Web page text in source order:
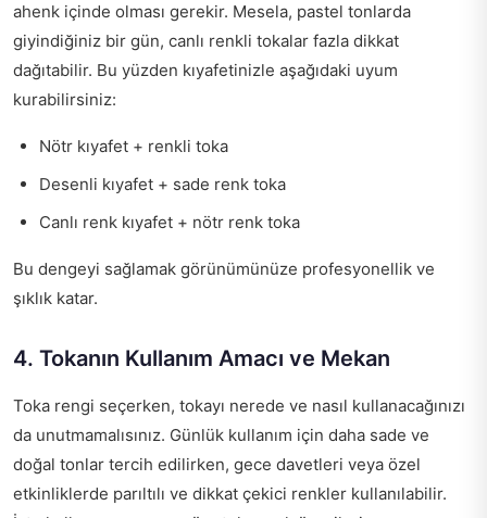
ahenk içinde olması gerekir. Mesela, pastel tonlarda
giyindiğiniz bir gün, canlı renkli tokalar fazla dikkat
dağıtabilir. Bu yüzden kıyafetinizle aşağıdaki uyum
kurabilirsiniz:
Nötr kıyafet + renkli toka
Desenli kıyafet + sade renk toka
Canlı renk kıyafet + nötr renk toka
Bu dengeyi sağlamak görünümünüze profesyonellik ve
şıklık katar.
4. Tokanın Kullanım Amacı ve Mekan
Toka rengi seçerken, tokayı nerede ve nasıl kullanacağınızı
da unutmamalısınız. Günlük kullanım için daha sade ve
doğal tonlar tercih edilirken, gece davetleri veya özel
etkinliklerde parıltılı ve dikkat çekici renkler kullanılabilir.